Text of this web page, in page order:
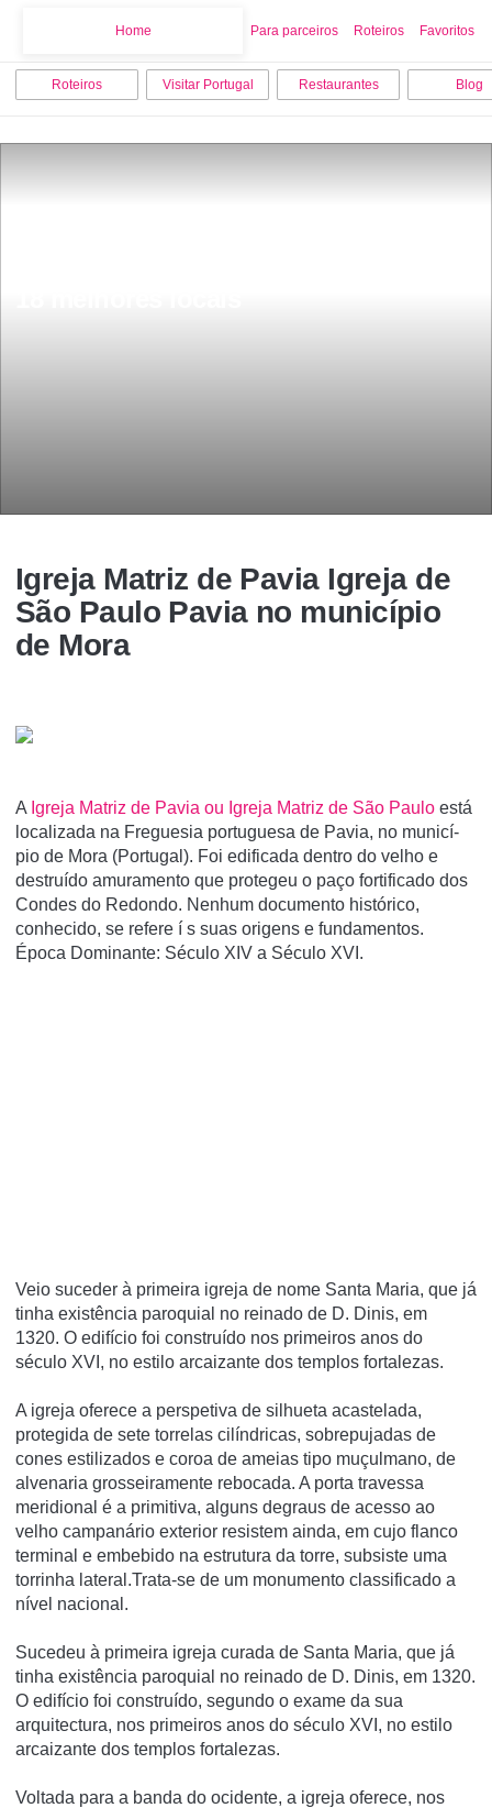
Home Para parceiros Roteiros Favoritos
Roteiros Visitar Portugal Restaurantes Blog
Igreja Matriz de Pavia Igreja de
São Paulo Pavia no município
de Mora
A Igreja Matriz de Pavia ou Igreja Matriz de São Paulo está
localizada na Freguesia portuguesa de Pavia, no municí­
pio de Mora (Portugal). Foi edificada dentro do velho e
destruí­do amuramento que protegeu o paço fortificado dos
Condes do Redondo. Nenhum documento histórico,
conhecido, se refere í s suas origens e fundamentos.
Época Dominante: Século XIV a Século XVI.
Veio suceder à primeira igreja de nome Santa Maria, que já
tinha existência paroquial no reinado de D. Dinis, em
1320. O edifício foi construído nos primeiros anos do
século XVI, no estilo arcaizante dos templos fortalezas.
A igreja oferece a perspetiva de silhueta acastelada,
protegida de sete torrelas cilíndricas, sobrepujadas de
cones estilizados e coroa de ameias tipo muçulmano, de
alvenaria grosseiramente rebocada. A porta travessa
meridional é a primitiva, alguns degraus de acesso ao
velho campanário exterior resistem ainda, em cujo flanco
terminal e embebido na estrutura da torre, subsiste uma
torrinha lateral.Trata-se de um monumento classificado a
nível nacional.
Sucedeu à primeira igreja curada de Santa Maria, que já
tinha existência paroquial no reinado de D. Dinis, em 1320.
O edifí­cio foi construí­do, segundo o exame da sua
arquitectura, nos primeiros anos do século XVI, no estilo
arcaizante dos templos fortalezas.
Voltada para a banda do ocidente, a igreja oferece, nos